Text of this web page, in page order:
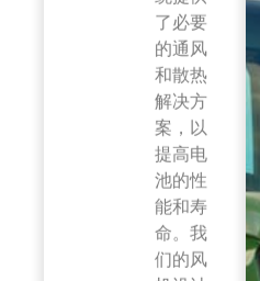
了必要
的通风
和散热
解决方
案，以
提高电
池的性
能和寿
命。我
们的风
机设计